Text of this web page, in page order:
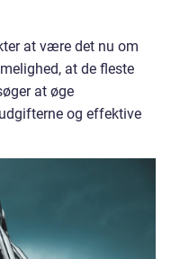
at være det nu om
at de fleste
at øge
og effektive